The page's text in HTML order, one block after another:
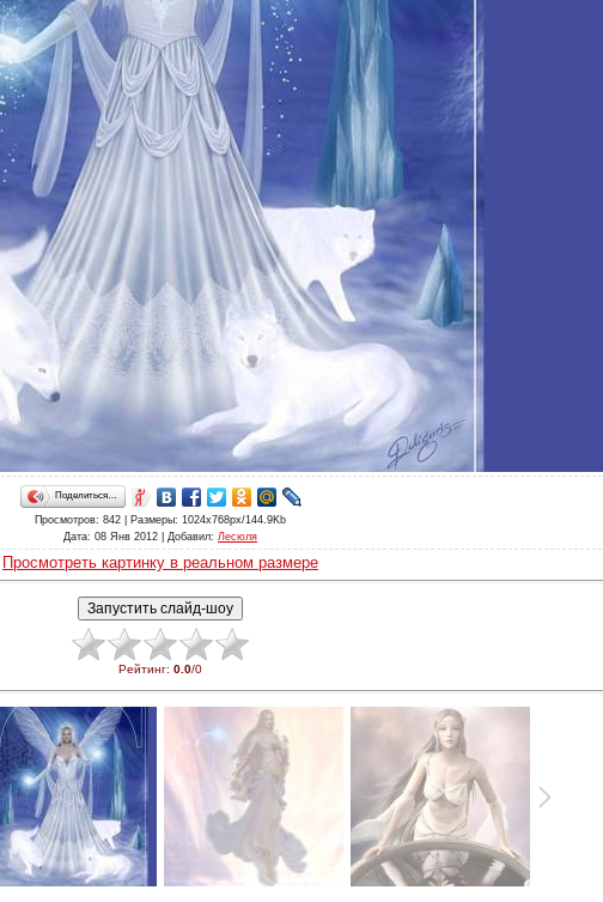
Поделиться…
Просмотров: 842 | Размеры: 1024x768px/144.9Kb
Дата: 08 Янв 2012 | Добавил: Лесюля
Просмотреть картинку в реальном размере
Рейтинг: 0.0/0